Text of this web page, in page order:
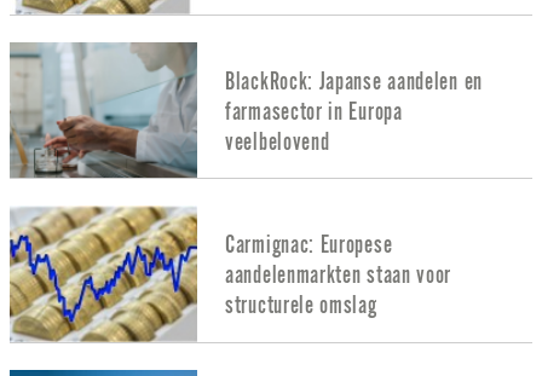
BlackRock: Japanse aandelen en
farmasector in Europa
veelbelovend
Carmignac: Europese
aandelenmarkten staan voor
structurele omslag